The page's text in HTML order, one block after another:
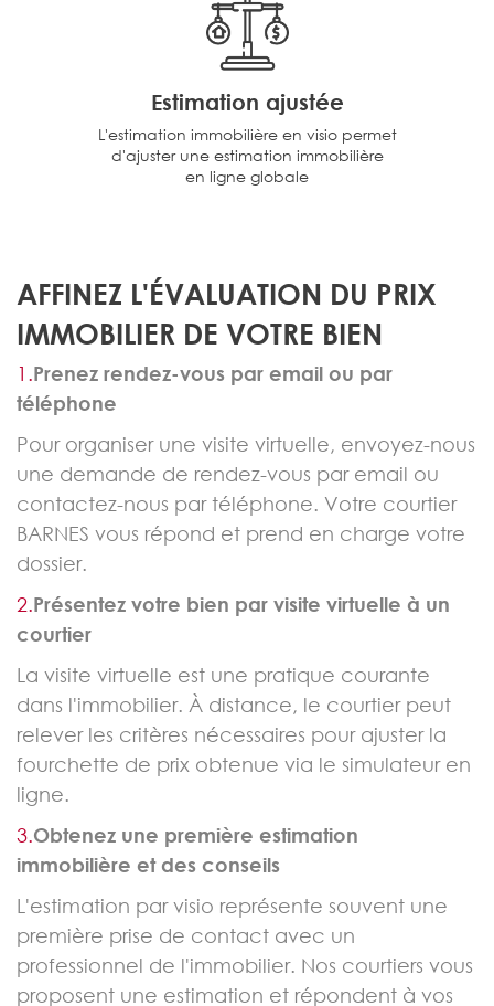
Estimation ajustée
L'estimation immobilière en visio permet
d'ajuster une estimation immobilière
en ligne globale
AFFINEZ L'ÉVALUATION DU PRIX
IMMOBILIER DE VOTRE BIEN
1.Prenez rendez-vous par email ou par
téléphone
Pour organiser une visite virtuelle, envoyez-nous
une demande de rendez-vous par email ou
contactez-nous par téléphone. Votre courtier
BARNES vous répond et prend en charge votre
dossier.
2.Présentez votre bien par visite virtuelle à un
courtier
La visite virtuelle est une pratique courante
dans l'immobilier. À distance, le courtier peut
relever les critères nécessaires pour ajuster la
fourchette de prix obtenue via le simulateur en
ligne.
3.Obtenez une première estimation
immobilière et des conseils
L'estimation par visio représente souvent une
première prise de contact avec un
professionnel de l'immobilier. Nos courtiers vous
proposent une estimation et répondent à vos